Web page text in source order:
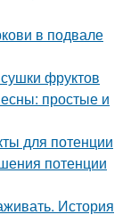
в подвале
фруктов
простые и
для потенции
потенции
История